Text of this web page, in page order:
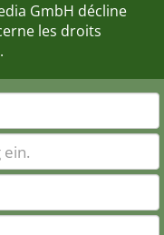
GmbH décline
les droits